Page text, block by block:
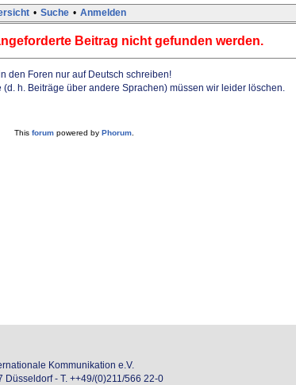
• Suche • Anmelden
Beitrag nicht gefunden werden.
den Foren nur auf Deutsch schreiben!
h. Beiträge über andere Sprachen) müssen wir leider löschen.
This forumpowered by Phorum.
Kommunikation e.V.
Düsseldorf - T. ++49/(0)211/566 22-0